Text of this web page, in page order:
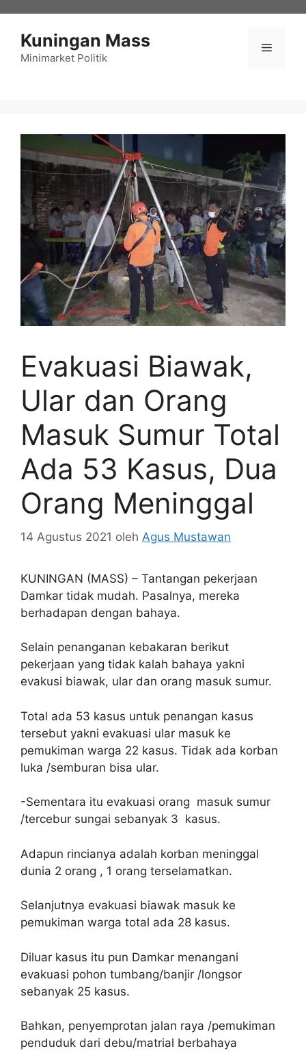
Kuningan Mass
Minimarket Politik
Menu
Evakuasi Biawak,
Ular dan Orang
Masuk Sumur Total
Ada 53 Kasus, Dua
Orang Meninggal
14 Agustus 2021 oleh Agus Mustawan
KUNINGAN (MASS) – Tantangan pekerjaan
Damkar tidak mudah. Pasalnya, mereka
berhadapan dengan bahaya.
Selain penanganan kebakaran berikut
pekerjaan yang tidak kalah bahaya yakni
evakusi biawak, ular dan orang masuk sumur.
Total ada 53 kasus untuk penangan kasus
tersebut yakni evakuasi ular masuk ke
pemukiman warga 22 kasus. Tidak ada korban
luka /semburan bisa ular.
-Sementara itu evakuasi orang masuk sumur
/tercebur sungai sebanyak 3 kasus.
Adapun rincianya adalah korban meninggal
dunia 2 orang , 1 orang terselamatkan.
Selanjutnya evakuasi biawak masuk ke
pemukiman warga total ada 28 kasus.
Diluar kasus itu pun Damkar menangani
evakuasi pohon tumbang/banjir /longsor
sebanyak 25 kasus.
Bahkan, penyemprotan jalan raya /pemukiman
penduduk dari debu/matrial berbahaya